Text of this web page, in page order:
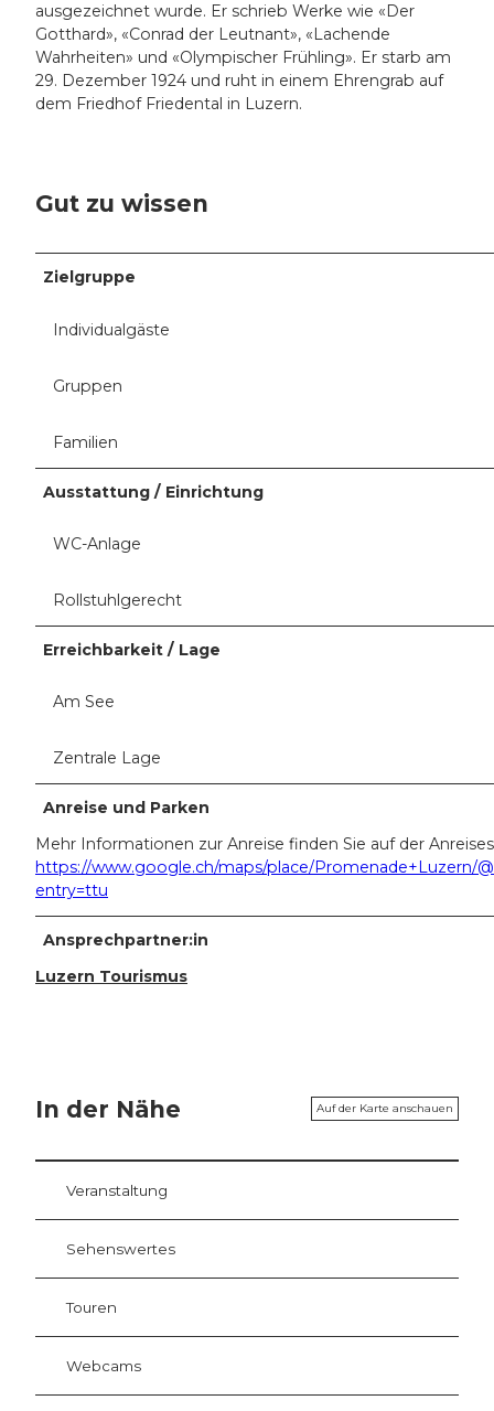
ausgezeichnet wurde. Er schrieb Werke wie «Der
Gotthard», «Conrad der Leutnant», «Lachende
Wahrheiten» und «Olympischer Frühling». Er starb am
29. Dezember 1924 und ruht in einem Ehrengrab auf
dem Friedhof Friedental in Luzern.
Gut zu wissen
Zielgruppe
Individualgäste
Gruppen
Familien
Ausstattung / Einrichtung
WC-Anlage
Rollstuhlgerecht
Erreichbarkeit / Lage
Am See
Zentrale Lage
Anreise und Parken
Mehr Informationen zur Anreise finden Sie auf der
https://www.google.ch/maps/place/Promenade+Luzern/
entry=ttu
Ansprechpartner:in
Luzern Tourismus
In der Nähe Auf der Karte anschauen
Veranstaltung
Sehenswertes
Touren
Webcams